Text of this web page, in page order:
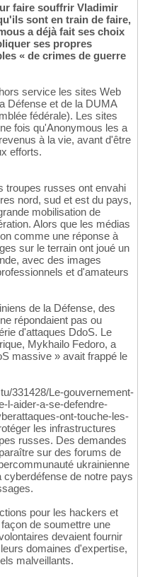
faire souffrir Vladimir
sont en train de faire,
a déjà fait ses choix
ses propres
« de crimes de guerre
service les sites Web
Défense et de la DUMA
fédérale). Les sites
fois qu'Anonymous les a
à la vie, avant d'être
efforts.
troupes russes ont envahi
nord, sud et est du pays,
mobilisation de
Alors que les médias
comme une réponse à
sur le terrain ont joué un
avec des images
et d'amateurs
de la Défense, des
répondaient pas ou
d'attaques DdoS. Le
Mykhailo Fedoro, a
massive » avait frappé le
331428/Le-gouvernement-
l-aider-a-se-defendre-
ont-touche-les-
les infrastructures
russes. Des demandes
sur des forums de
ukrainienne
de notre pays
pour les hackers et
de soumettre une
devaient fournir
domaines d'expertise,
malveillants.